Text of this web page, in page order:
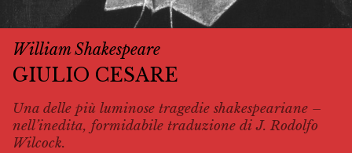
William Shakespeare
GIULIO CESARE
Una delle più luminose tragedie shakespeariane –
nell’inedita, formidabile traduzione di J. Rodolfo
Wilcock.